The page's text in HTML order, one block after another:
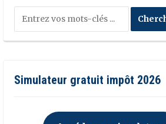
Simulateur gratuit impôt 2026